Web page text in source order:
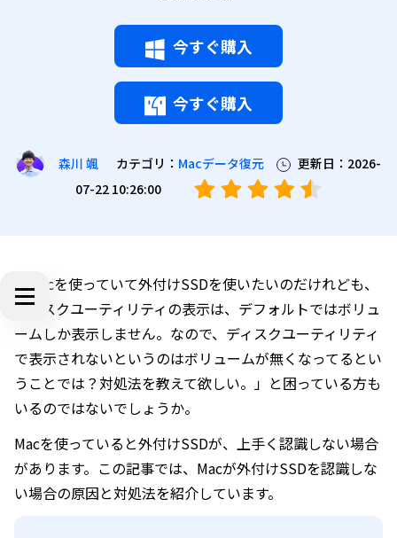
今すぐ購入
今すぐ購入
森川 颯 カテゴリ： Macデータ復元
更新日：2026-
07-22 10:26:00
「Macを使っていて外付けSSDを使いたいのだけれども、
ディスクユーティリティの表示は、デフォルトではボリュ
ームしか表示しません。なので、ディスクユーティリティ
で表示されないというのはボリュームが無くなってるとい
うことでは？対処法を教えて欲しい。」と困っている方も
いるのではないでしょうか。
Macを使っていると外付けSSDが、上手く認識しない場合
があります。この記事では、Macが外付けSSDを認識しな
い場合の原因と対処法を紹介しています。